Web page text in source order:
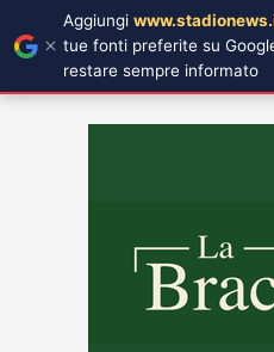
Aggiungi
tue fonti preferite su
restare sempre informato